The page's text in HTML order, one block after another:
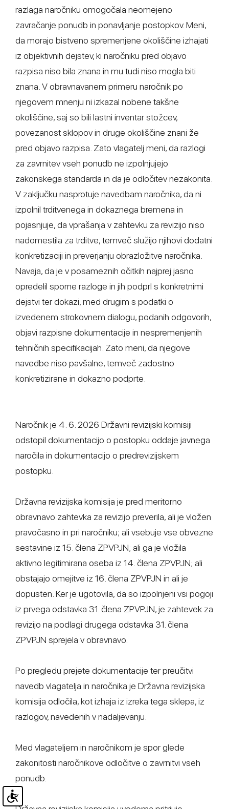
razlaga naročniku omogočala neomejeno
zavračanje ponudb in ponavljanje postopkov. Meni,
da morajo bistveno spremenjene okoliščine izhajati
iz objektivnih dejstev, ki naročniku pred objavo
razpisa niso bila znana in mu tudi niso mogla biti
znana. V obravnavanem primeru naročnik po
njegovem mnenju ni izkazal nobene takšne
okoliščine, saj so bili lastni inventar stožcev,
povezanost sklopov in druge okoliščine znani že
pred objavo razpisa. Zato vlagatelj meni, da razlogi
za zavrnitev vseh ponudb ne izpolnjujejo
zakonskega standarda in da je odločitev nezakonita.
V zaključku nasprotuje navedbam naročnika, da ni
izpolnil trditvenega in dokaznega bremena in
pojasnjuje, da vprašanja v zahtevku za revizijo niso
nadomestila za trditve, temveč služijo njihovi dodatni
konkretizaciji in preverjanju obrazložitve naročnika.
Navaja, da je v posameznih očitkih najprej jasno
opredelil sporne razloge in jih podprl s konkretnimi
dejstvi ter dokazi, med drugim s podatki o
izvedenem strokovnem dialogu, podanih odgovorih,
objavi razpisne dokumentacije in nespremenjenih
tehničnih specifikacijah. Zato meni, da njegove
navedbe niso pavšalne, temveč zadostno
konkretizirane in dokazno podprte.
Naročnik je 4. 6. 2026 Državni revizijski komisiji
odstopil dokumentacijo o postopku oddaje javnega
naročila in dokumentacijo o predrevizijskem
postopku.
Državna revizijska komisija je pred meritorno
obravnavo zahtevka za revizijo preverila, ali je vložen
pravočasno in pri naročniku; ali vsebuje vse obvezne
sestavine iz 15. člena ZPVPJN; ali ga je vložila
aktivno legitimirana oseba iz 14. člena ZPVPJN; ali
obstajajo omejitve iz 16. člena ZPVPJN in ali je
dopusten. Ker je ugotovila, da so izpolnjeni vsi pogoji
iz prvega odstavka 31. člena ZPVPJN, je zahtevek za
revizijo na podlagi drugega odstavka 31. člena
ZPVPJN sprejela v obravnavo.
Po pregledu prejete dokumentacije ter preučitvi
navedb vlagatelja in naročnika je Državna revizijska
komisija odločila, kot izhaja iz izreka tega sklepa, iz
razlogov, navedenih v nadaljevanju.
Med vlagateljem in naročnikom je spor glede
zakonitosti naročnikove odločitve o zavrnitvi vseh
ponudb.